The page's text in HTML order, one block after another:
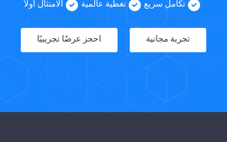
تكامل سريع تغطية عالمية الامتثال أولاً
تجربة مجانية احجز عرضًا تجريبيًا